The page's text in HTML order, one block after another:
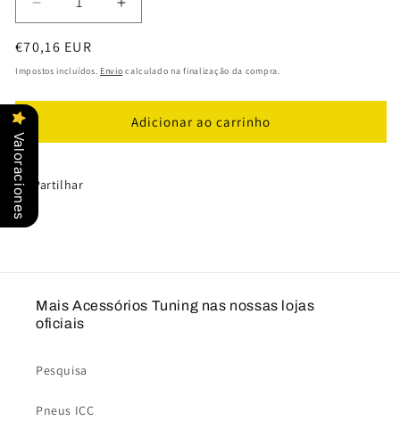
Diminuir
a
quantidade
de
elevatórios
de
suspensão
traseiros:
Aumentar
a
de
elevatórios
de
suspensão
Preço
normal
€70,16 EUR
Impostos incluídos. Envio calculado na finalização da compra.
Adicionar ao carrinho
Partilhar
Mais Acessórios Tuning nas nossas lojas
oficiais
Pesquisa
Pneus ICC
Valoraciones